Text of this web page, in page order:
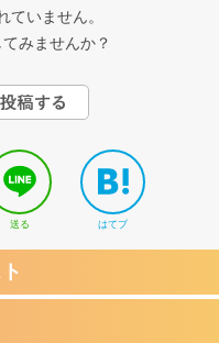
ていません。
みませんか？
送る はてブ